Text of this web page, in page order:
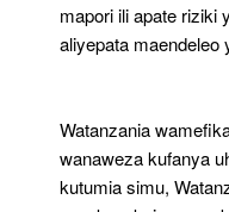
mapori ili apate riziki
aliyepata maendeleo
Watanzania
wanaweza kufanya
kutumia simu,